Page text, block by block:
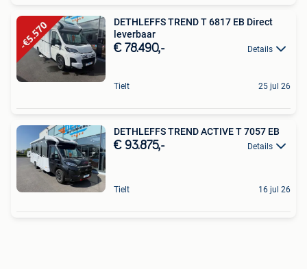
DETHLEFFS TREND T 6817 EB Direct
leverbaar
€ 78.490,- Details
Tielt 25 jul 26
DETHLEFFS TREND ACTIVE T 7057 EB
€ 93.875,- Details
Tielt 16 jul 26